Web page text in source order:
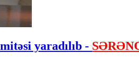
yaradılıb -